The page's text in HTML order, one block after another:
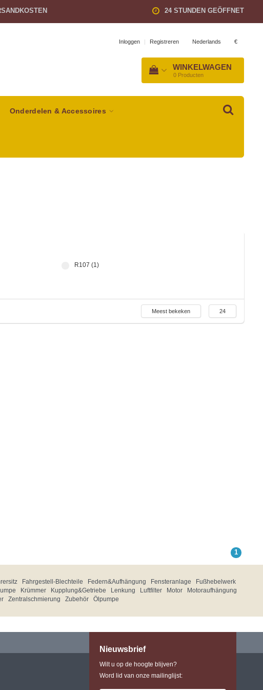
24 STUNDEN GEÖFFNET
Inloggen | Registreren Nederlands €
WINKELWAGEN
0 Producten
Onderdelen & Accessoires
R107 (1)
Meest bekeken 24
1
Fahrgestell-Blechteile Federn&Aufhängung Fensteranlage
Fußhebelwerk
Krümmer Kupplung&Getriebe Lenkung Luftfilter Motor
Motoraufhängung
Zentralschmierung Zubehör Ölpumpe
Nieuwsbrief
Wilt u op de hoogte blijven?
Word lid van onze mailinglijst: